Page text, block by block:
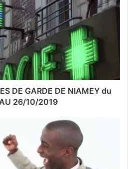
DE GARDE DE NIAMEY du
26/10/2019